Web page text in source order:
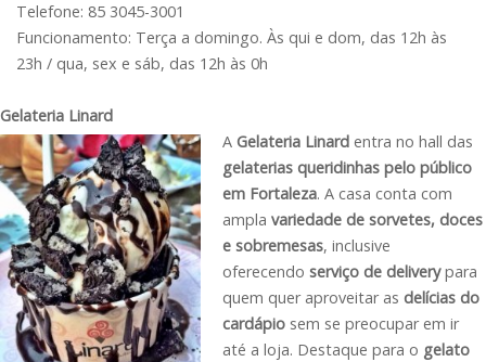
Telefone: 85 3045-3001
Funcionamento: Terça a domingo. Às qui e dom, das 12h às
23h / qua, sex e sáb, das 12h às 0h
Gelateria Linard
A Gelateria Linard entra no hall das
gelaterias queridinhas pelo público
em Fortaleza. A casa conta com
ampla variedade de sorvetes, doces
e sobremesas, inclusive
oferecendo serviço de deliverypara
quem quer aproveitar as delícias do
cardápio sem se preocupar em ir
até a loja. Destaque para o gelato